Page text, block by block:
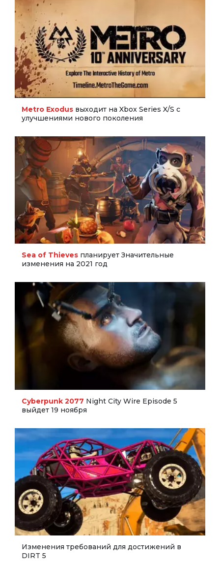
Metro Exodus выходит на Xbox Series X/S с
улучшениями нового поколения
Sea of Thieves планирует Значительные
изменения на 2021 год
Cyberpunk 2077 Night City Wire Episode 5
выйдет 19 ноября
Изменения требований для достижений в
DIRT 5